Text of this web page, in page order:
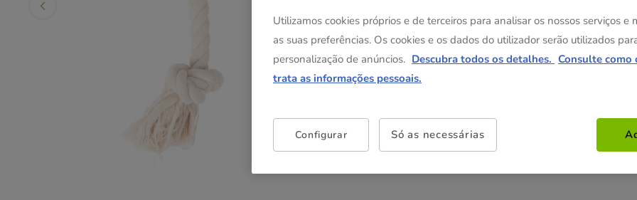
Não perca esta promoção
-25% na 2ª un
Utilizamos cookies próprios e de terceiros para analisar os nossos serviços e
as suas preferências. Os cookies e os dados do utilizador serão utilizados
personalização de anúncios. Descubra todos os detalhes. Consulte como
trata as informações pessoais.
Configurar Só as necessárias